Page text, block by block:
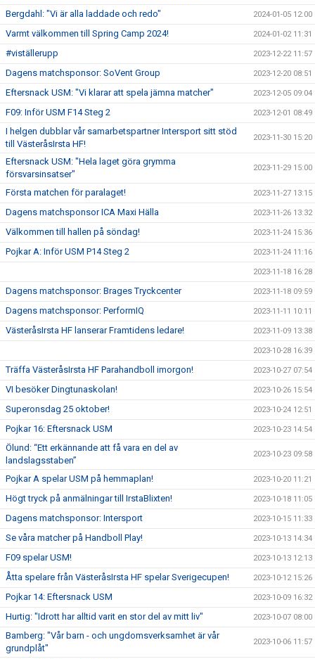
Bergdahl: "Vi är alla laddade och redo" 2024-01-05 12:00
Varmt välkommen till Spring Camp 2024! 2024-01-02 11:31
#viställerupp 2023-12-22 11:57
Dagens matchsponsor: SoVent Group 2023-12-20 08:51
Eftersnack USM: "Vi klarar att spela jämna matcher" 2023-12-05 09:04
F09: Inför USM F14 Steg 2 2023-12-01 08:49
I helgen dubblar vår samarbetspartner Intersport sitt stöd
till VästeråsIrsta HF!
2023-11-30 15:20
Eftersnack USM: "Hela laget göra grymma
försvarsinsatser"
2023-11-29 15:00
Första matchen för paralaget! 2023-11-27 13:15
Dagens matchsponsor ICA Maxi Hälla 2023-11-26 13:32
Välkommen till hallen på söndag! 2023-11-24 15:36
Pojkar A: Inför USM P14 Steg 2 2023-11-24 11:16
2023-11-18 16:28
Dagens matchsponsor: Brages Tryckcenter 2023-11-18 09:59
Dagens matchsponsor: PerformIQ 2023-11-11 10:11
VästeråsIrsta HF lanserar Framtidens ledare! 2023-11-09 13:38
2023-10-28 16:39
Träffa VästeråsIrsta HF Parahandboll imorgon! 2023-10-27 07:54
VI besöker Dingtunaskolan! 2023-10-26 15:54
Superonsdag 25 oktober! 2023-10-24 12:51
Pojkar 16: Eftersnack USM 2023-10-23 14:54
Ölund: “Ett erkännande att få vara en del av
landslagsstaben”
2023-10-23 09:58
Pojkar A spelar USM på hemmaplan! 2023-10-20 11:21
Högt tryck på anmälningar till IrstaBlixten! 2023-10-18 11:05
Dagens matchsponsor: Intersport 2023-10-15 11:33
Se våra matcher på Handboll Play! 2023-10-13 14:34
F09 spelar USM! 2023-10-13 12:13
Åtta spelare från VästeråsIrsta HF spelar Sverigecupen! 2023-10-12 15:26
Pojkar 14: Eftersnack USM 2023-10-09 16:32
Hurtig: "Idrott har alltid varit en stor del av mitt liv" 2023-10-07 08:00
Bamberg: "Vår barn - och ungdomsverksamhet är vår
grundplåt"
2023-10-06 11:57